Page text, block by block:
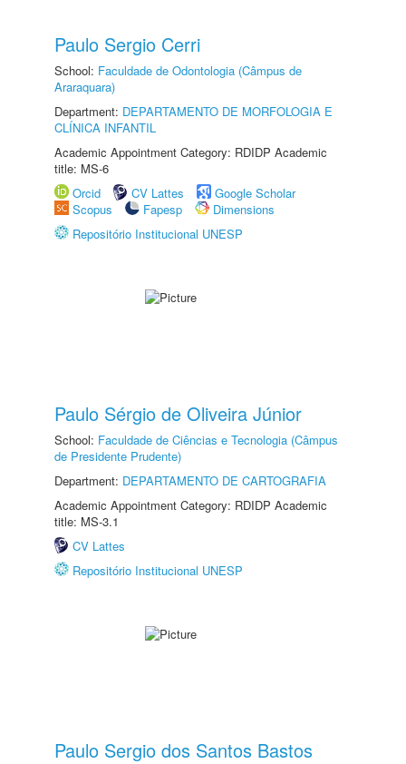
Paulo Sergio Cerri
School: Faculdade de Odontologia (Câmpus de
Araraquara)
Department: DEPARTAMENTO DE MORFOLOGIA E
CLÍNICA INFANTIL
Academic Appointment Category: RDIDP Academic
title: MS-6
Orcid
CV Lattes
Google Scholar
Scopus
Fapesp
Dimensions
Repositório Institucional UNESP
Paulo Sérgio de Oliveira Júnior
School: Faculdade de Ciências e Tecnologia (Câmpus
de Presidente Prudente)
Department: DEPARTAMENTO DE CARTOGRAFIA
Academic Appointment Category: RDIDP Academic
title: MS-3.1
CV Lattes
Repositório Institucional UNESP
Paulo Sergio dos Santos Bastos